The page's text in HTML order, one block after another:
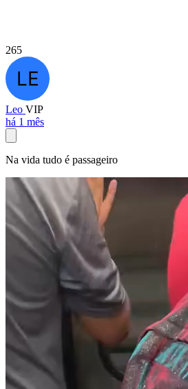
265
Leo VIP
há 1 mês
Na vida tudo é passageiro